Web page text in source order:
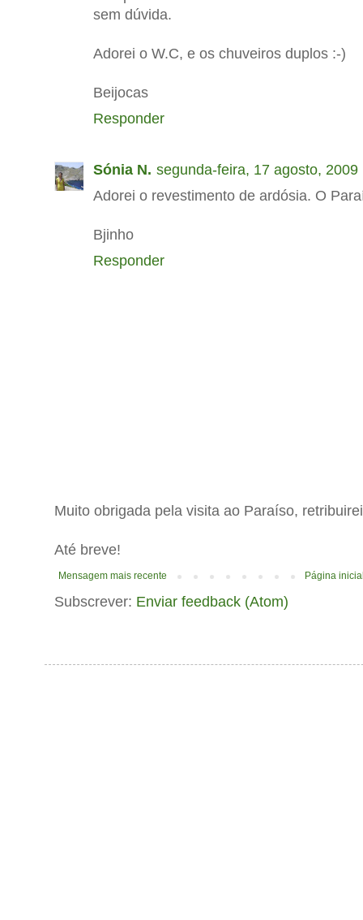
sem dúvida.
Adorei o W.C, e os chuveiros duplos :-)
Beijocas
Responder
Sónia N. segunda-feira, 17 agosto, 2009
Adorei o revestimento de ardósia. O
Bjinho
Responder
Muito obrigada pela visita ao Paraíso,
Até breve!
Mensagem mais recente Página
Subscrever: Enviar feedback (Atom)